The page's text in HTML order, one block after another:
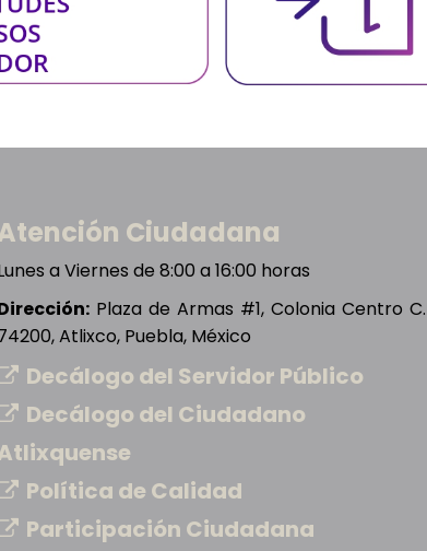
Ciudadana
a Viernes de 8:00 a 16:00 horas
Plaza de Armas #1, Colonia Centro
Atlixco, Puebla, México
Decálogo del Servidor Público
Decálogo del Ciudadano
Política de Calidad
Participación Ciudadana